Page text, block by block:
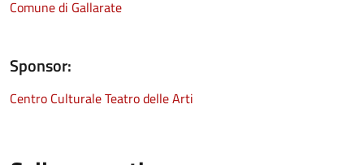
Comune di Gallarate
Sponsor:
Centro Culturale Teatro delle Arti